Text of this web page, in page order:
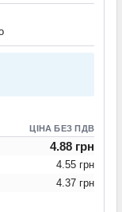
ЦІНА БЕЗ ПДВ
4.88 грн
4.55 грн
4.37 грн